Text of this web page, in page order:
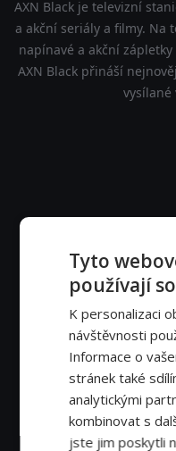
AXN Black je televizní
a akční seriály a filmy. Na
napínavé a akční
AXN Black přináší
vysílané
Tyto
používají
K personalizaci
návštěvnosti
Informace o
stránek také
analytickými
kombinovat s
jste jim poskytli